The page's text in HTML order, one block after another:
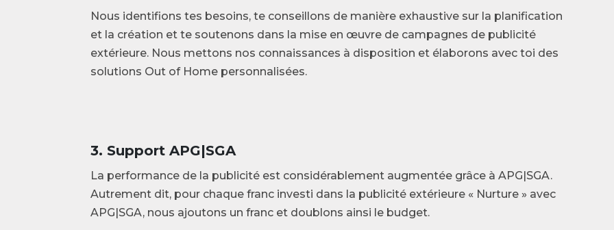
Nous identifions tes besoins, te conseillons de manière exhaustive sur la planification
et la création et te soutenons dans la mise en œuvre de campagnes de publicité
extérieure. Nous mettons nos connaissances à disposition et élaborons avec toi des
solutions Out of Home personnalisées.
3. Support APG|SGA
La performance de la publicité est considérablement augmentée grâce à APG|SGA.
Autrement dit, pour chaque franc investi dans la publicité extérieure « Nurture » avec
APG|SGA, nous ajoutons un franc et doublons ainsi le budget.